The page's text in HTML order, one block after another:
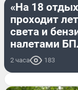
«На 18
проходит
света и
налетами
2 часа 183